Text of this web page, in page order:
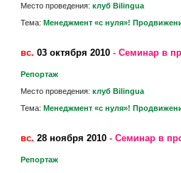
Место проведения: клуб Bilingua
Тема: Менеджмент «с нуля»!
вс. 03 октября 2010- Семинар в
Репортаж
Место проведения: клуб Bilingua
Тема: Менеджмент «с нуля»!
вс. 28 ноября 2010- Семинар в
Репортаж